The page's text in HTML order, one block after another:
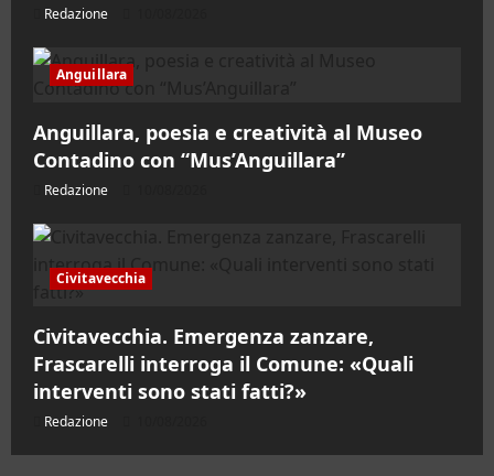
Redazione
Anguillara
Anguillara, poesia e creatività al Museo
Contadino con “Mus’Anguillara”
Redazione
Civitavecchia
Civitavecchia. Emergenza zanzare,
Frascarelli interroga il Comune: «Quali
interventi sono stati fatti?»
Redazione